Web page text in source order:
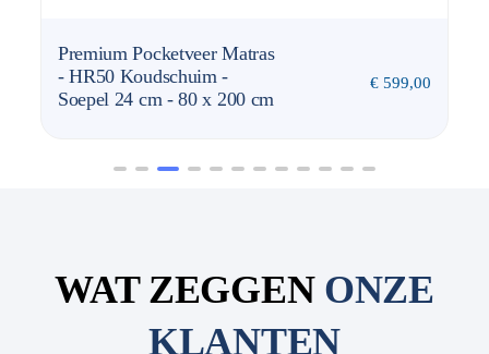
Premium Pocketveer Matras
- HR50 Koudschuim -
Soepel 24 cm - 80 x 200 cm
€599,00
WAT ZEGGEN ONZE
KLANTEN